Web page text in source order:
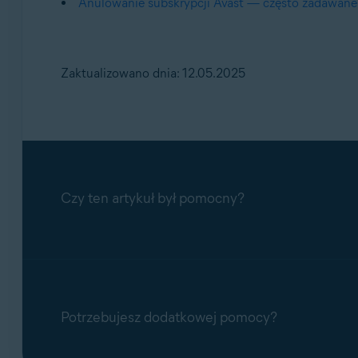
Zaktualizowano dnia: 12.05.2025
Czy ten artykuł był pomocny?
Potrzebujesz dodatkowej pomocy?